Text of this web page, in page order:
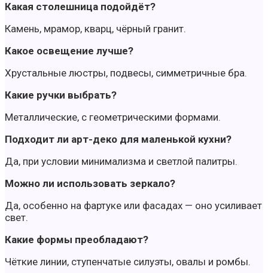
Какая столешница подойдёт?
Камень, мрамор, кварц, чёрный гранит.
Какое освещение лучше?
Хрустальные люстры, подвесы, симметричные бра.
Какие ручки выбрать?
Металлические, с геометрическими формами.
Подходит ли арт-деко для маленькой кухни?
Да, при условии минимализма и светлой палитры.
Можно ли использовать зеркало?
Да, особенно на фартуке или фасадах — оно усиливает
свет.
Какие формы преобладают?
Чёткие линии, ступенчатые силуэты, овалы и ромбы.